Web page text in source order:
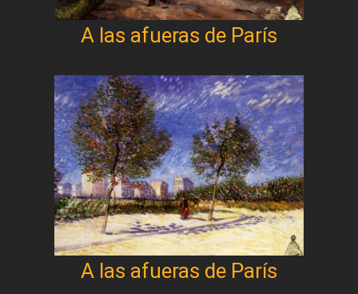
A las afueras de París
A las afueras de París